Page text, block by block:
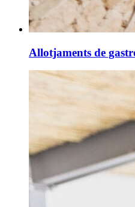
Allotjaments de